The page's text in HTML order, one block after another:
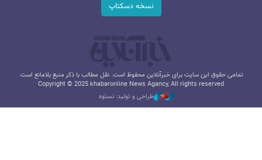
نسخه دسکتاپ
تمامی حقوق این سایت برای خبرآنلاین محفوظ است. نقل مطالب با ذکر منبع بلامانع است.
Copyright © 2025 khabaronline News Agancy, All rights reserved
طراحی و تولید: نستوه